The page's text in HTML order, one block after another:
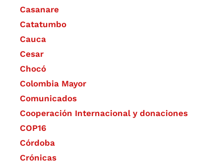
Casanare
Catatumbo
Cauca
Cesar
Chocó
Colombia Mayor
Comunicados
Cooperación Internacional y donaciones
COP16
Córdoba
Crónicas